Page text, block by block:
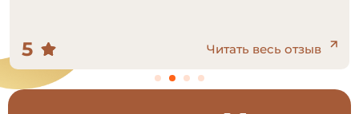
5 Читать весь отзыв